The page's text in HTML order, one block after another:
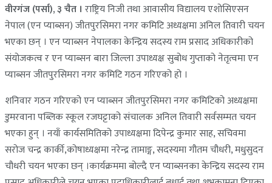
वीरगंज (पर्सा), ३ चैत । राष्ट्रिय निजी तथा आवासीय विद्यालय एशोसिएसन
नेपाल (एन प्याब्सन) जीतपुरसिमरा नगर कमिटि अध्यक्षमा अनिल तिवारी चयन
भएका छन् । एन प्याब्सन नेपालका केन्द्रिय सदस्य राम प्रसाद अधिकारीको
संयोजकत्व र एन प्याब्सन बारा जिल्ला उपाध्यक्ष सुबोध गुप्ताको नेतृत्वमा एन
प्याब्सन जीतपुरसिमरा नगर कमिटि गठन गरिएको हो ।
शनिवार गठन गरिएको एन प्याब्सन जीतपुरसिमरा नगर कमिटिको अध्यक्षमा
डुमरवाना पब्लिक स्कूल रजघट्टाको संचालक अनिल तिवारी सर्वसम्मत चयन
भएका हुन् । नयाँ कार्यसमितिको उपाध्यक्षमा दिपेन्द्र कुमार साह, सचिवमा
सरोज चन्द्र कार्की,कोषाध्यक्षमा नरेन्द्र तामाङ्ग, सदस्यमा गौतम चौधरी, मधुसुदन
चौधरी चयन भएका छन् ।कार्यक्रममा बोल्दै एन प्याब्सनका केन्द्रिय सदस्य राम